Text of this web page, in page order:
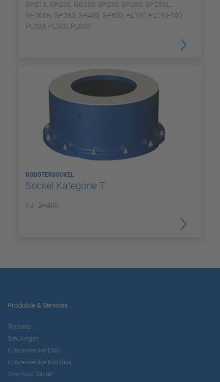
GP215, GP250, GG250, SP235, GP280, GP280L,
GP300R, GP360, GP400, GP600, PL190, PL190-100,
PL320, PL500, PL800
ROBOTERSOCKEL
Sockel Kategorie T
Für GP400
Produkte & Services
Produkte
Schulungen
Kundenservice DMC
Kundenservice Robotics
Download Center